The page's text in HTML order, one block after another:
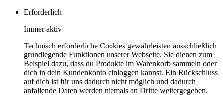
Erforderlich
Immer aktiv
Technisch erforderliche Cookies gewährleisten ausschließlich
grundlegende Funktionen unserer Webseite. Sie dienen zum
Beispiel dazu, dass du Produkte im Warenkorb sammeln oder
dich in dein Kundenkonto einloggen kannst. Ein Rückschluss
auf dich ist für uns dadurch nicht möglich und dadurch
anfallende Daten werden niemals an Dritte weitergegeben.